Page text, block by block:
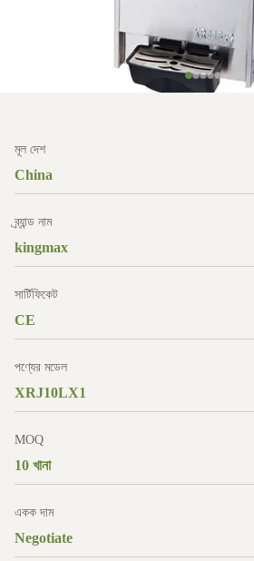
মূল দেশ
China
ব্র্যান্ড নাম
kingmax
সার্টিফিকেট
CE
পণ্যের মডেল
XRJ10LX1
MOQ
10 খানা
একক দাম
Negotiate